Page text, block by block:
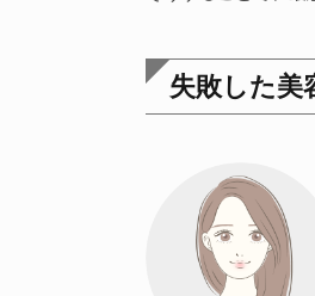
失敗した美